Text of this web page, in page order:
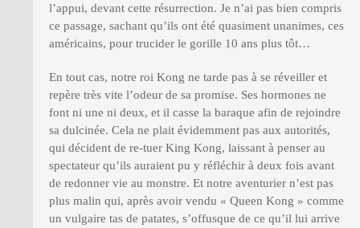
l’appui, devant cette résurrection. Je n’ai pas bien compris
ce passage, sachant qu’ils ont été quasiment unanimes, ces
américains, pour trucider le gorille 10 ans plus tôt…
En tout cas, notre roi Kong ne tarde pas à se réveiller et
repère très vite l’odeur de sa promise. Ses hormones ne
font ni une ni deux, et il casse la baraque afin de rejoindre
sa dulcinée. Cela ne plait évidemment pas aux autorités,
qui décident de re-tuer King Kong, laissant à penser au
spectateur qu’ils auraient pu y réfléchir à deux fois avant
de redonner vie au monstre. Et notre aventurier n’est pas
plus malin qui, après avoir vendu « Queen Kong » comme
un vulgaire tas de patates, s’offusque de ce qu’il lui arrive